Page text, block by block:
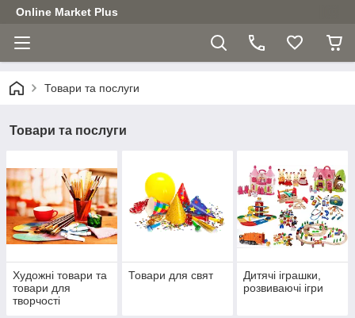
Online Market Plus
Товари та послуги
Товари та послуги
Художні товари та
товари для
творчості
Товари для свят
Дитячі іграшки,
розвиваючі ігри